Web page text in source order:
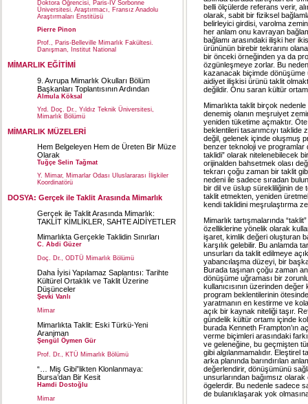
Doktora Öğrencisi, Paris-IV Sorbonne
Üniversitesi. Araştırmacı, Fransız Anadolu
Araştırmaları Enstitüsü
Pierre Pinon
Prof., Paris-Belleville Mimarlık Fakültesi.
Danışman, Institut National
MİMARLIK EĞİTİMİ
9. Avrupa Mimarlık Okulları Bölüm
Başkanları Toplantısının Ardından
Almula Köksal
Yrd. Doç. Dr., Yıldız Teknik Üniversitesi,
Mimarlık Bölümü
MİMARLIK MÜZELERİ
Hem Belgeleyen Hem de Üreten Bir Müze
Olarak
Tuğçe Selin Tağmat
Y. Mimar, Mimarlar Odası Uluslararası İlişkiler
Koordinatörü
DOSYA: Gerçek ile Taklit Arasında Mimarlık
Gerçek ile Taklit Arasında Mimarlık:
TAKLİT KİMLİKLER, SAHTE AİDİYETLER
Mimarlıkta Gerçekle Taklidin Sınırları
C. Abdi Güzer
Doç. Dr., ODTÜ Mimarlık Bölümü
Daha İyisi Yapılamaz Saplantısı: Tarihte
Kültürel Ortaklık ve Taklit Üzerine
Düşünceler
Şevki Vanlı
Mimar
Mimarlıkta Taklit: Eski Türkü-Yeni
Aranjman
Şengül Öymen Gür
Prof. Dr., KTÜ Mimarlık Bölümü
“… Miş Gibi”likten Klonlanmaya:
Bursa’dan Bir Kesit
Hamdi Dostoğlu
Mimar
belli ölçülerde referans verir,
olarak, sabit bir fiziksel
belirleyici girdisi, varolma
her anlam onu kavrayan
bağlamı arasındaki ilişki her
ürününün birebir tekrarını
bir önceki örneğinden ya da
özgünleşmeye zorlar. Bu
kazanacak biçimde dönüşüme
aidiyet ilişkisi ürünü taklit
değildir. Onu saran kültür
Mimarlıkta taklit birçok
denemiş olanın meşruiyet
yeniden tüketime açmaktır.
beklentileri tasarımcıyı
değil, gelenek içinde oluşmuş
benzer teknoloji ve programlar
taklidi” olarak nitelenebilecek
orijinalden bahsetmek olası
tekrarı çoğu zaman bir taklit
nedeni ile sadece sıradan
bir dil ve üslup sürekliliğinin de
taklit etmekten, yeniden
kendi taklidini meşrulaştırma
Mimarlık tartışmalarında
özelliklerine yönelik olarak
işaret, kimlik değeri oluşturan
karşılık gelebilir. Bu anlamda
unsurları da taklit edilmeye
yabancılaşma düzeyi, bir
Burada taşınan çoğu zaman
dönüşüme uğraması bir
kullanıcısının üzerinden
program beklentilerinin
yaratmanın en kestirme ve
açık bir kaynak niteliği taşır.
gündelik kültür ortamı içinde
burada Kenneth Frampton’ın
verme biçimleri arasındaki
ve geleneğine, bu geçmişten
gibi algılanmamalıdır.
arka planında barındırılan
değerlendirir, dönüşümünü
unsurlarından bağımsız
ögelerdir. Bu nedenle sadece
de bulanıklaşarak yok